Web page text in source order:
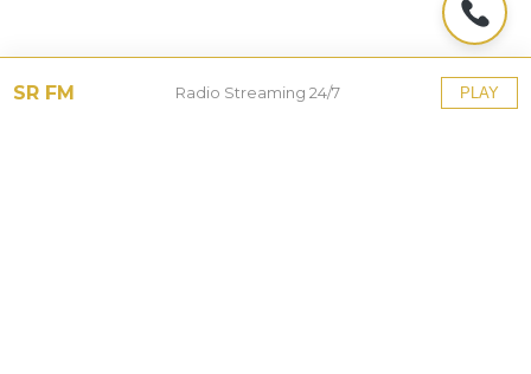
SR FM Radio Streaming 24/7 PLAY